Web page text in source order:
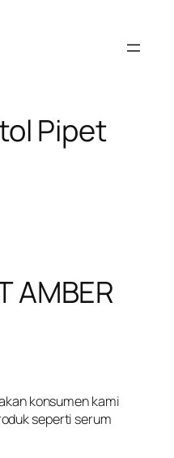
Pipet
AMBER
konsumen kami
seperti serum